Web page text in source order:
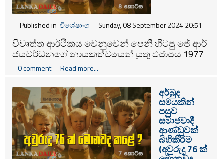
Published in විශේෂාංග Sunday, 08 September 2024 20:51
විවෘත්ත ආර්ථිකය වෙනුවෙන් පෙනී හිටපු ජේ ආර්
ජයවර්ධනගේ නායකත්වයෙන් යුතු එජාපය 1977
මහ මැතිවරණයෙන් අති විශාල ජයග‍්‍රහණයක්
වාර්ථා කළා. පාර්ලිමේන්තුවේ හයෙන් පහක
බලයක්. මේක මේ රටේ සංවර්ධනයේ හැරවුම්
ලකුණක් වුණා. සංවර්ධනය අධි වේගයෙන් පිමි
පනිමින් ඉදිරියට ගන්න හේතු වුණා.
0 comment Read more...
අර්බුද
සමයකින්
පසුව
සමාජවාදී
ආණ්ඩුවක්
බිහිකිරීම
(අවුරුදු 76 ක්